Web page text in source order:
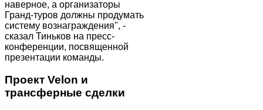
наверное, а организаторы
Гранд-туров должны продумать
систему вознаграждения", -
сказал Тиньков на пресс-
конференции, посвященной
презентации команды.
Проект Velon и
трансферные сделки